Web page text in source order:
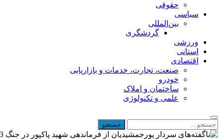
حقوقی
سیاسی
بین‌المللی
گردشگری
ورزشی
استانی
اقتصادی
صنعت، تجارت، خدمات و بازاریابی
خودرو
ساختمان و املاک
علمی و تکنولوژی